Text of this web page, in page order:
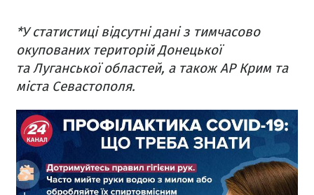
*У статистиці відсутні дані з тимчасово
окупованих територій Донецької
та Луганської областей, а також АР Крим та
міста Севастополя.